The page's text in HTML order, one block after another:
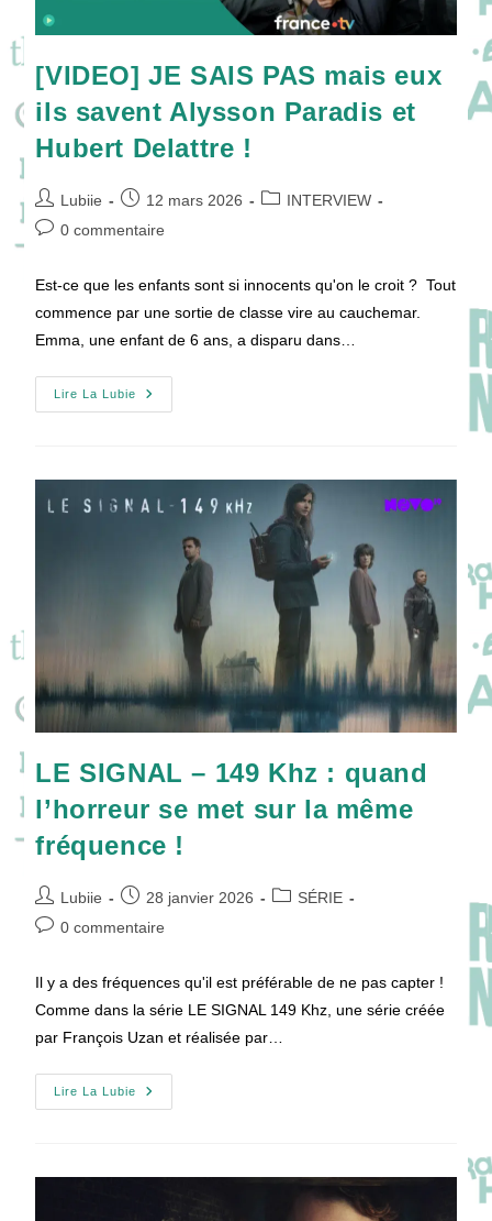
[VIDEO] JE SAIS PAS mais eux
ils savent Alysson Paradis et
Hubert Delattre !
Auteur/autrice
de
Lubiie
Publication
publiée :
12 mars 2026
PostINTERVIEW
Commentaires
publication :
0 commentaire
Est-ce que les enfants sont si innocents qu'on le croit ? Tout
commence par une sortie de classe vire au cauchemar.
Emma, une enfant de 6 ans, a disparu dans…
Lire La Lubie
[VIDEO]
JE
Savent
Alysson
Paradis
Hubert
Delattre
LE SIGNAL – 149 Khz : quand
l’horreur se met sur la même
fréquence !
Auteur/autrice
de
Lubiie
Publication
publiée :
28 janvier 2026
PostSÉRIE
Commentaires
publication :
0 commentaire
Il y a des fréquences qu'il est préférable de ne pas capter !
Comme dans la série LE SIGNAL 149 Khz, une série créée
par François Uzan et réalisée par…
Lire La Lubie
LE
SIGNAL